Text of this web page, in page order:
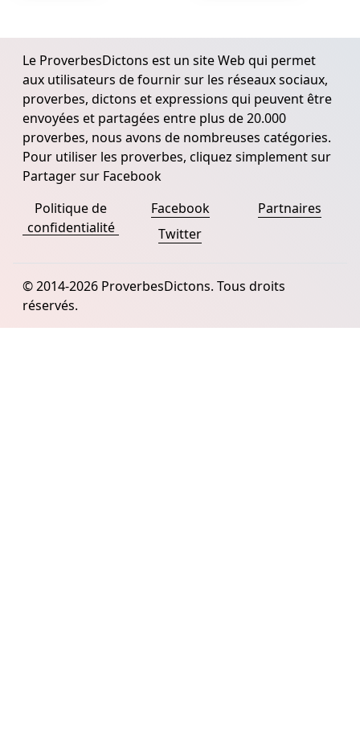
Le ProverbesDictons est un site Web qui permet
aux utilisateurs de fournir sur les réseaux sociaux,
proverbes, dictons et expressions qui peuvent être
envoyées et partagées entre plus de 20.000
proverbes, nous avons de nombreuses catégories.
Pour utiliser les proverbes, cliquez simplement sur
Partager sur Facebook
Politique de
confidentialité
Facebook
Twitter
Partnaires
© 2014-2026 ProverbesDictons. Tous droits
réservés.